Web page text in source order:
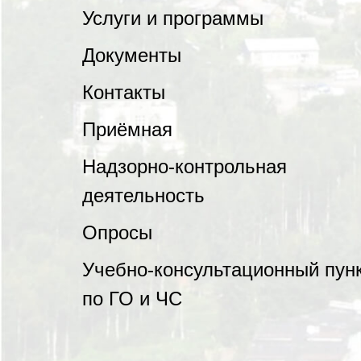
Услуги и программы
Документы
Контакты
Приёмная
Надзорно-контрольная
деятельность
Опросы
Учебно-консультационный
по ГО и ЧС